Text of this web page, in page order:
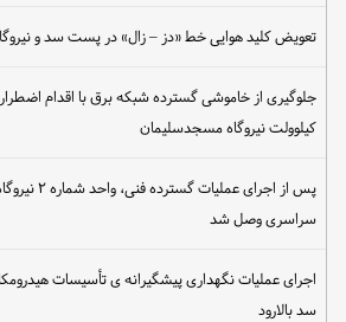
تعویض کلید هوایی خط «دز – زال» در پست سد و نیروگاه
کیلوولت نیروگاه مسجدسلیمان
پس از اجرای عملیات
سراسری وصل شد
اجرای عملیات نگهداری پیشگیرانه ی تأسیسات
سد بالارود